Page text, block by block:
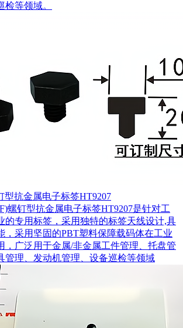
检等领域。
型抗金属电子标签HT9207
螺钉型抗金属电子标签HT9207是针对工
的专用标签，采用独特的标签天线设计,具
，采用坚固的PBT塑料保障载码体在工业
，广泛用于金属/非金属工件管理、托盘管
管理、发动机管理、设备巡检等领域